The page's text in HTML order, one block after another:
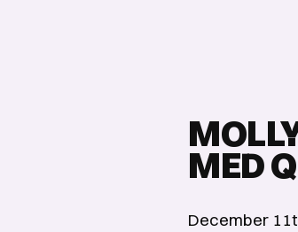
MED
December